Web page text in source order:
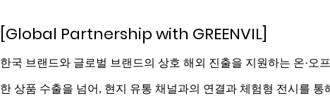
[Global Partnership with GREENVIL]
한국 브랜드와 글로벌 브랜드의 상호 해외 진출을 지원하는 온·오
한 상품 수출을 넘어, 현지 유통 채널과의 연결과 체험형 전시를